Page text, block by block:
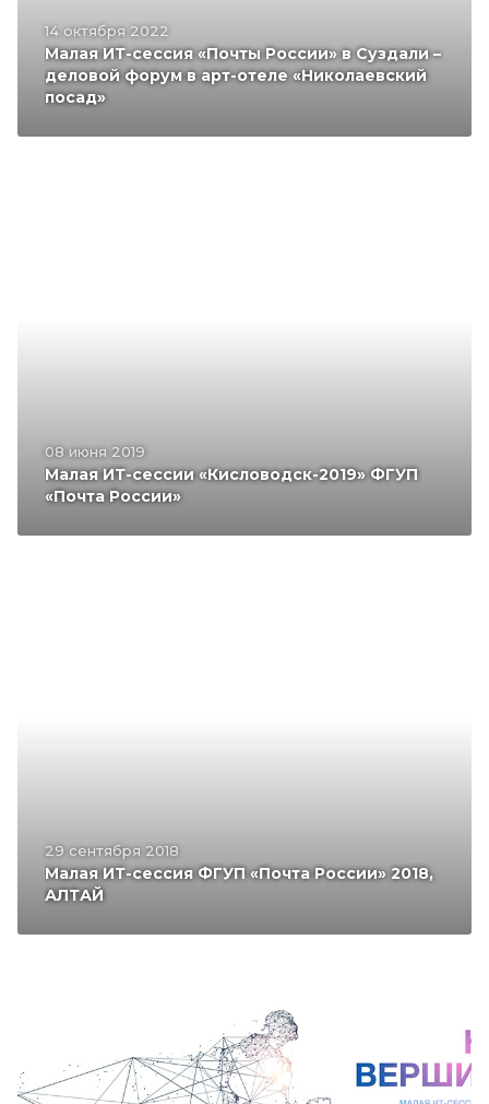
14 октября 2022
Малая ИТ-сессия «Почты России» в Суздали –
деловой форум в арт-отеле «Николаевский
посад»
08 июня 2019
Малая ИТ-сессии «Кисловодск-2019» ФГУП
«Почта России»
29 сентября 2018
Малая ИТ-сессия ФГУП «Почта России» 2018,
АЛТАЙ